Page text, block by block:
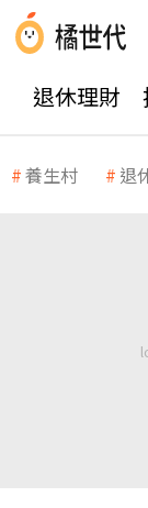
退休理財
養生村 退